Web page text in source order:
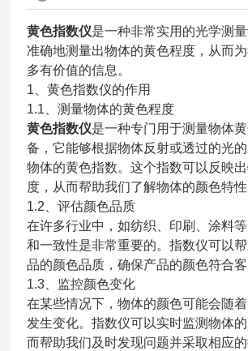
黄色指数仪是一种非常实用的光学测
准确地测量出物体的黄色程度，从而
多有价值的信息。
1、黄色指数仪的作用
1.1、测量物体的黄色程度
黄色指数仪是一种专门用于测量物体
备，它能够根据物体反射或透过的光
物体的黄色指数。这个指数可以反映
度，从而帮助我们了解物体的颜色特性
1.2、评估颜色品质
在许多行业中，如纺织、印刷、涂料
和一致性是非常重要的。指数仪可以
品的颜色品质，确保产品的颜色符合客
1.3、监控颜色变化
在某些情况下，物体的颜色可能会随
发生变化。指数仪可以实时监测物体
而帮助我们及时发现问题并采取相应的